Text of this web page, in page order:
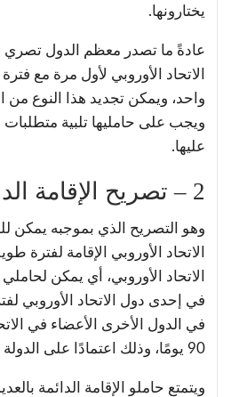
يختارونها.
عادةً ما تصدر معظم الدول تصري
الاتحاد الأوروبي لأول مرة مع
واحد، ويمكن تجديد هذا النوع من
ويجب على حامليها تلبية
عليها.
2 – تصريح الإقامة الدائمة
وهو التصريح الذي بموجبه يمكن
الاتحاد الأوروبي الإقامة لفترة
الاتحاد الأوروبي، أي يمكن
في إحدى دول الاتحاد الأوروبي
في الدول الأخرى الأعضاء في
90 يومًا، وذلك اعتمادًا على الدولة المختارة.
ويتمتع حاملو الإقامة الدائمة